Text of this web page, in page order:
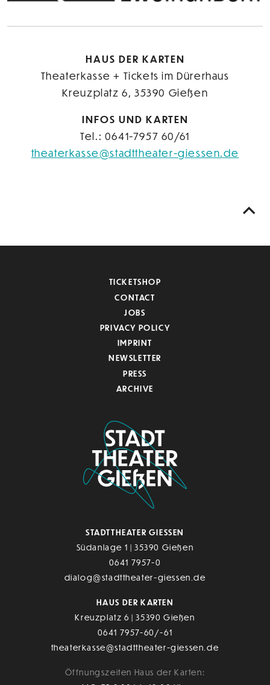
HAUS DER KARTEN
Theaterkasse + Tickets im Dürerhaus
Kreuzplatz 6, 35390 Gießen
INFOS UND KARTEN
Tel.: 0641-7957 60/61
theaterkasse@stadttheater-giessen.de
TICKETSHOP
CONTACT
JOBS
PRIVACY POLICY
IMPRINT
NEWSLETTER
PRESS
ARCHIVE
STADTTHEATER GIESSEN
Südanlage 1 | 35390 Gießen
0641 7957-0
dialog@stadttheater-giessen.de
HAUS DER KARTEN
Kreuzplatz 6 | 35390 Gießen
0641 7957-60/-61
theaterkasse@stadttheater-giessen.de
Öffnungszeiten Haus der Karten: